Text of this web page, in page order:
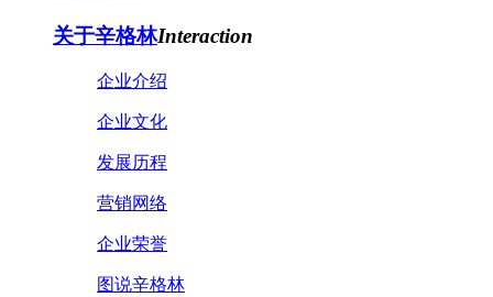
关于辛格林Interaction
企业介绍
企业文化
发展历程
营销网络
企业荣誉
图说辛格林